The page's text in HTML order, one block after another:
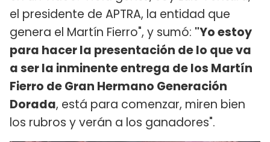
el presidente de APTRA, la entidad que
genera el Martín Fierro", y sumó: "Yo estoy
para hacer la presentación de lo que va
a ser la inminente entrega de los Martín
Fierro de Gran Hermano Generación
Dorada, está para comenzar, miren bien
los rubros y verán a los ganadores".